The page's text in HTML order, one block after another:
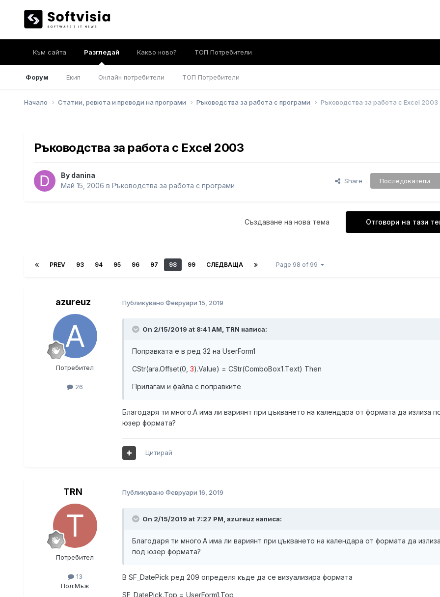
Към сайта Разгледай
Форум Екип Онлайн потребители ТОП Потребители
Какво ново? ТОП Потребители
Начало Статии, ревюта и преводи на програми Ръководства за работа с програми Ръководства за работа с Excel 2003
Ръководства за работа с Excel 2003
By danina
Май 15, 2006 в Ръководства за работа с програми
Share Последователи
Отговори на тази
Създаване на нова тема
PREV 93 94 95 96 97 98 99 СЛЕДВАЩА Page 98 of 99
azureuz
Потребител
26
Публикувано Февруари 15, 2019
On 2/15/2019 at 8:41 AM, TRN написа:
Поправката е в ред 32 на UserForm1
CStr(ara.Offset(0, 3).Value) = CStr(ComboBox1.Text) Then
Прилагам и файла с поправките
Благодаря ти много.А има ли вариянт при цъкването на календара от формата да излиза
юзер формата?
Цитирай
TRN
Потребител
13
Пол:Мъж
Публикувано Февруари 16, 2019
On 2/15/2019 at 7:27 PM, azureuz написа:
Благодаря ти много.А има ли вариянт при цъкването на календара от формата да
под юзер формата?
В SF_DatePick ред 209 определя къде да се визуализира формата
SF_DatePick.Top = UserForm1.Top